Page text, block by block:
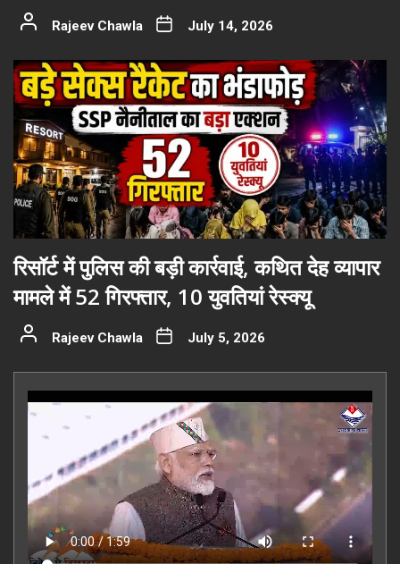
Rajeev Chawla July 14, 2026
रिसॉर्ट में पुलिस की बड़ी कार्रवाई, कथित देह व्यापार
मामले में 52 गिरफ्तार, 10 युवतियां रेस्क्यू
Rajeev Chawla July 5, 2026